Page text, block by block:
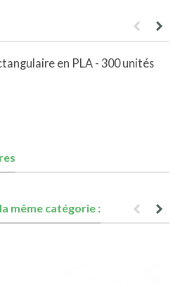
en PLA - 300 unités
même catégorie :